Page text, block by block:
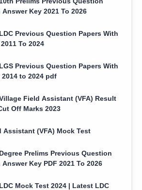
Answer Key 2021 To 2026
Previous Question Papers With
To 2024
Previous Question Papers With
to 2024 pdf
Field Assistant (VFA) Result
Off Marks 2023
Assistant (VFA) Mock Test
Prelims Previous Question
Key PDF 2021 To 2026
Mock Test 2024 | Latest LDC